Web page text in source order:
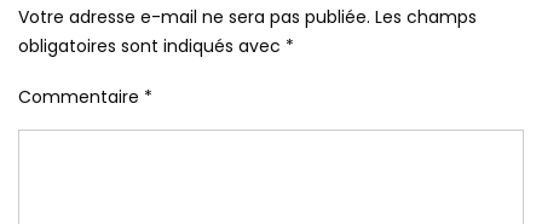
Votre adresse e-mail ne sera pas publiée. Les champs
obligatoires sont indiqués avec *
Commentaire *